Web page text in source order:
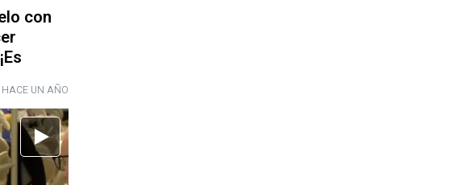
con
HACE UN AÑO